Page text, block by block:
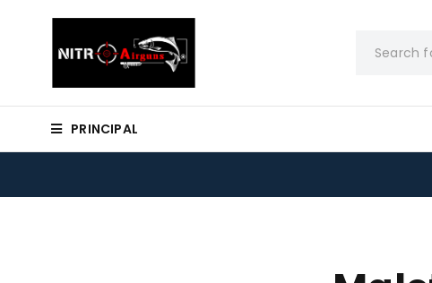
PRINCIPAL